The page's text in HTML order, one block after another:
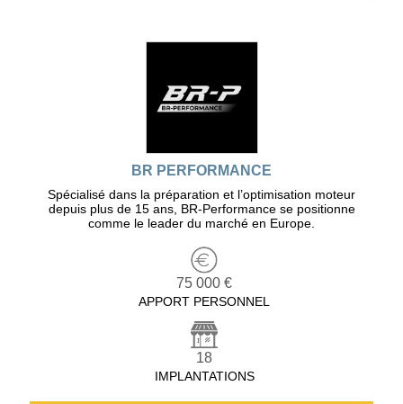
BR PERFORMANCE
Spécialisé dans la préparation et l’optimisation moteur
depuis plus de 15 ans, BR-Performance se positionne
comme le leader du marché en Europe.
75 000 €
APPORT PERSONNEL
18
IMPLANTATIONS